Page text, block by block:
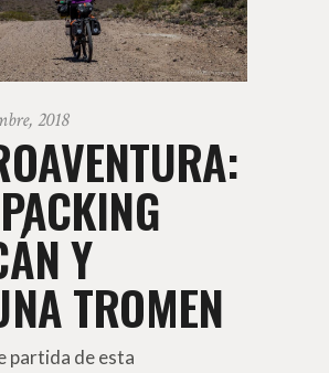
2018
Y
TROMEN
partida de esta